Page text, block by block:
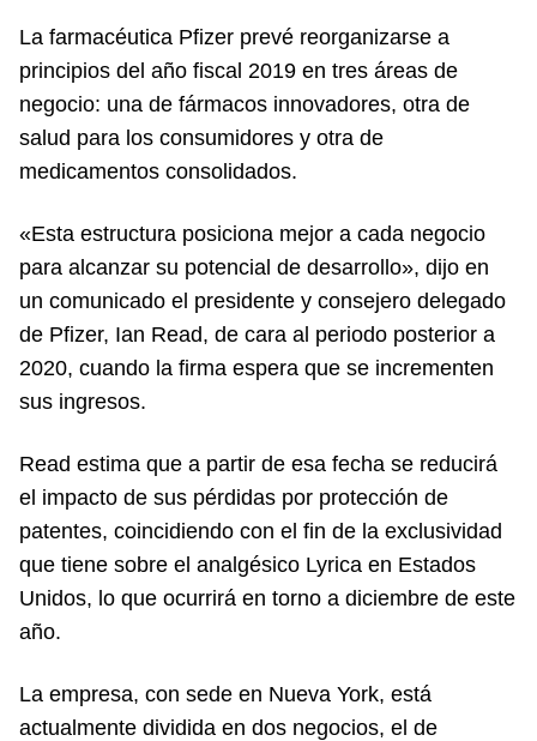
La farmacéutica Pfizer prevé reorganizarse a
principios del año fiscal 2019 en tres áreas de
negocio: una de fármacos innovadores, otra de
salud para los consumidores y otra de
medicamentos consolidados.
«Esta estructura posiciona mejor a cada negocio
para alcanzar su potencial de desarrollo», dijo en
un comunicado el presidente y consejero delegado
de Pfizer, Ian Read, de cara al periodo posterior a
2020, cuando la firma espera que se incrementen
sus ingresos.
Read estima que a partir de esa fecha se reducirá
el impacto de sus pérdidas por protección de
patentes, coincidiendo con el fin de la exclusividad
que tiene sobre el analgésico Lyrica en Estados
Unidos, lo que ocurrirá en torno a diciembre de este
año.
La empresa, con sede en Nueva York, está
actualmente dividida en dos negocios, el de